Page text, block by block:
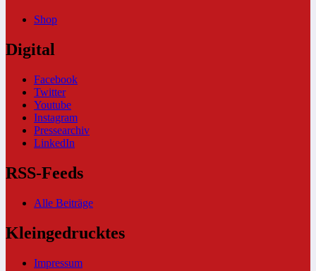
Shop
Digital
Facebook
Twitter
Youtube
Instagram
Pressearchiv
LinkedIn
RSS-Feeds
Alle Beiträge
Kleingedrucktes
Impressum